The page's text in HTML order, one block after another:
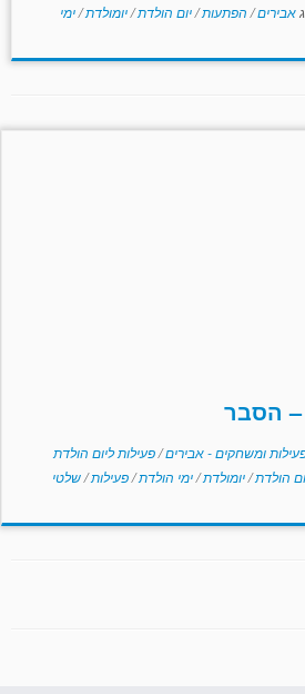
אבירים/ הפתעות/יום הולדת/יומולדת/ימי
– הסבר
ומשחקים - אבירים/פעילות ליום הולדת
הולדת/יומולדת/ימי הולדת/פעילות/שלטי